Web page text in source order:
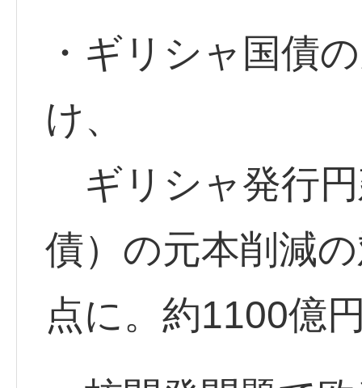
・ギリシャ国債
け、
ギリシャ発行
債）の元本削減
点に。約1100億